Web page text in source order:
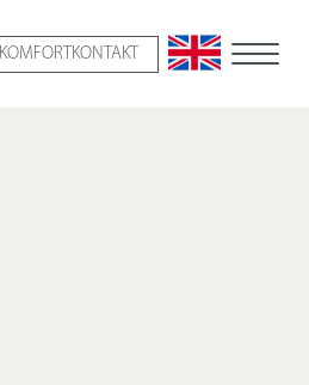
KOMFORTKONTAKT